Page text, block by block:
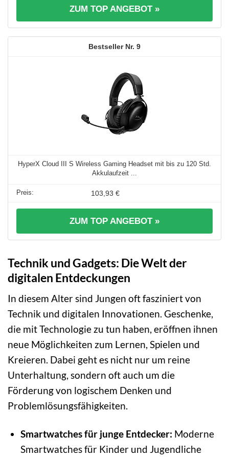
ZUM TOP ANGEBOT »
9
HyperX Cloud III S Wireless Gaming Headset mit bis zu 120 Std.
Akkulaufzeit ...
103,93 €
ZUM TOP ANGEBOT »
Technik und Gadgets: Die Welt der
digitalen Entdeckungen
In diesem Alter sind Jungen oft fasziniert von
Technik und digitalen Innovationen. Geschenke,
die mit Technologie zu tun haben, eröffnen ihnen
neue Möglichkeiten zum Lernen, Spielen und
Kreieren. Dabei geht es nicht nur um reine
Unterhaltung, sondern oft auch um die
Förderung von logischem Denken und
Problemlösungsfähigkeiten.
Smartwatches für junge Entdecker: Moderne
Smartwatches für Kinder und Jugendliche